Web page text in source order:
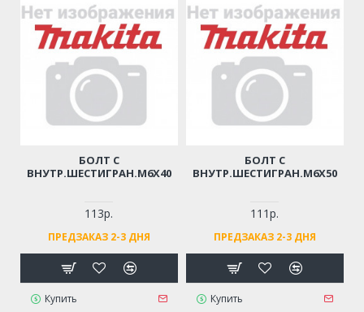
БОЛТ С
ВНУТР.ШЕСТИГРАН.М6Х40
113р.
ПРЕДЗАКАЗ 2-3 ДНЯ
Купить
БОЛТ С
ВНУТР.ШЕСТИГРАН.М6Х50
111р.
ПРЕДЗАКАЗ 2-3 ДНЯ
Купить